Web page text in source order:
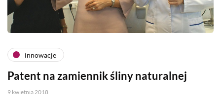
innowacje
Patent na zamiennik śliny naturalnej
9 kwietnia 2018